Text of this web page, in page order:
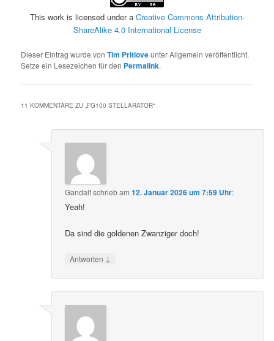
This work is licensed under a Creative Commons Attribution-
ShareAlike 4.0 International License
Dieser Eintrag wurde vonTim Pritloveunter Allgemein veröffentlicht.
Setze ein Lesezeichen für den Permalink.
11 KOMMENTARE ZU „FG100 STELLARATOR“
Gandalfschriebam12. Januar 2026 um 7:59 Uhr:
Yeah!
Da sind die goldenen Zwanziger doch!
Antworten ↓